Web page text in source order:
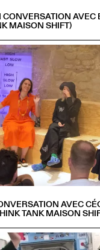
CONVERSATION
MAISON SHIFT)
AVEC
TANK MAISON